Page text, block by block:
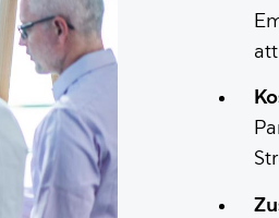
Polysomnographie
Intraoperatives Monitoring
Neuroline
Belastungs-EKG
BlueSensor
Larynxmasken
Gesichtsmasken
Beatmungsbeutel
Sauerstoffversorgung
Zubehör
Zahlen und Fakten
Anaesthetist workspace studies
5 Vorteile der Ambu Plattform
Zubehör